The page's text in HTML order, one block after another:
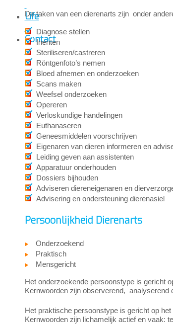
Life
Contact
De taken van een dierenarts zijn onder
Diagnose stellen
Inenten
Steriliseren/castreren
Röntgenfoto’s nemen
Bloed afnemen en onderzoeken
Scans maken
Weefsel onderzoeken
Opereren
Verloskundige handelingen
Euthanaseren
Geneesmiddelen voorschrijven
Eigenaren van dieren informeren en
Leiding geven aan assistenten
Apparatuur onderhouden
Dossiers bijhouden
Adviseren diereneigenaren en
Advisering en ondersteuning dierenasiel
Persoonlijkheid Dierenarts
Onderzoekend
Praktisch
Mensgericht
Het onderzoekende persoonstype is gericht
Kernwoorden zijn observerend, analyserend
Het praktische persoonstype is gericht op
Kernwoorden zijn lichamelijk actief en vaak: